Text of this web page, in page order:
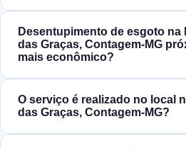
Desentupimento de esgoto na
das Graças, Contagem‑MG
mais econômico?
O serviço é realizado no local
das Graças, Contagem‑MG?